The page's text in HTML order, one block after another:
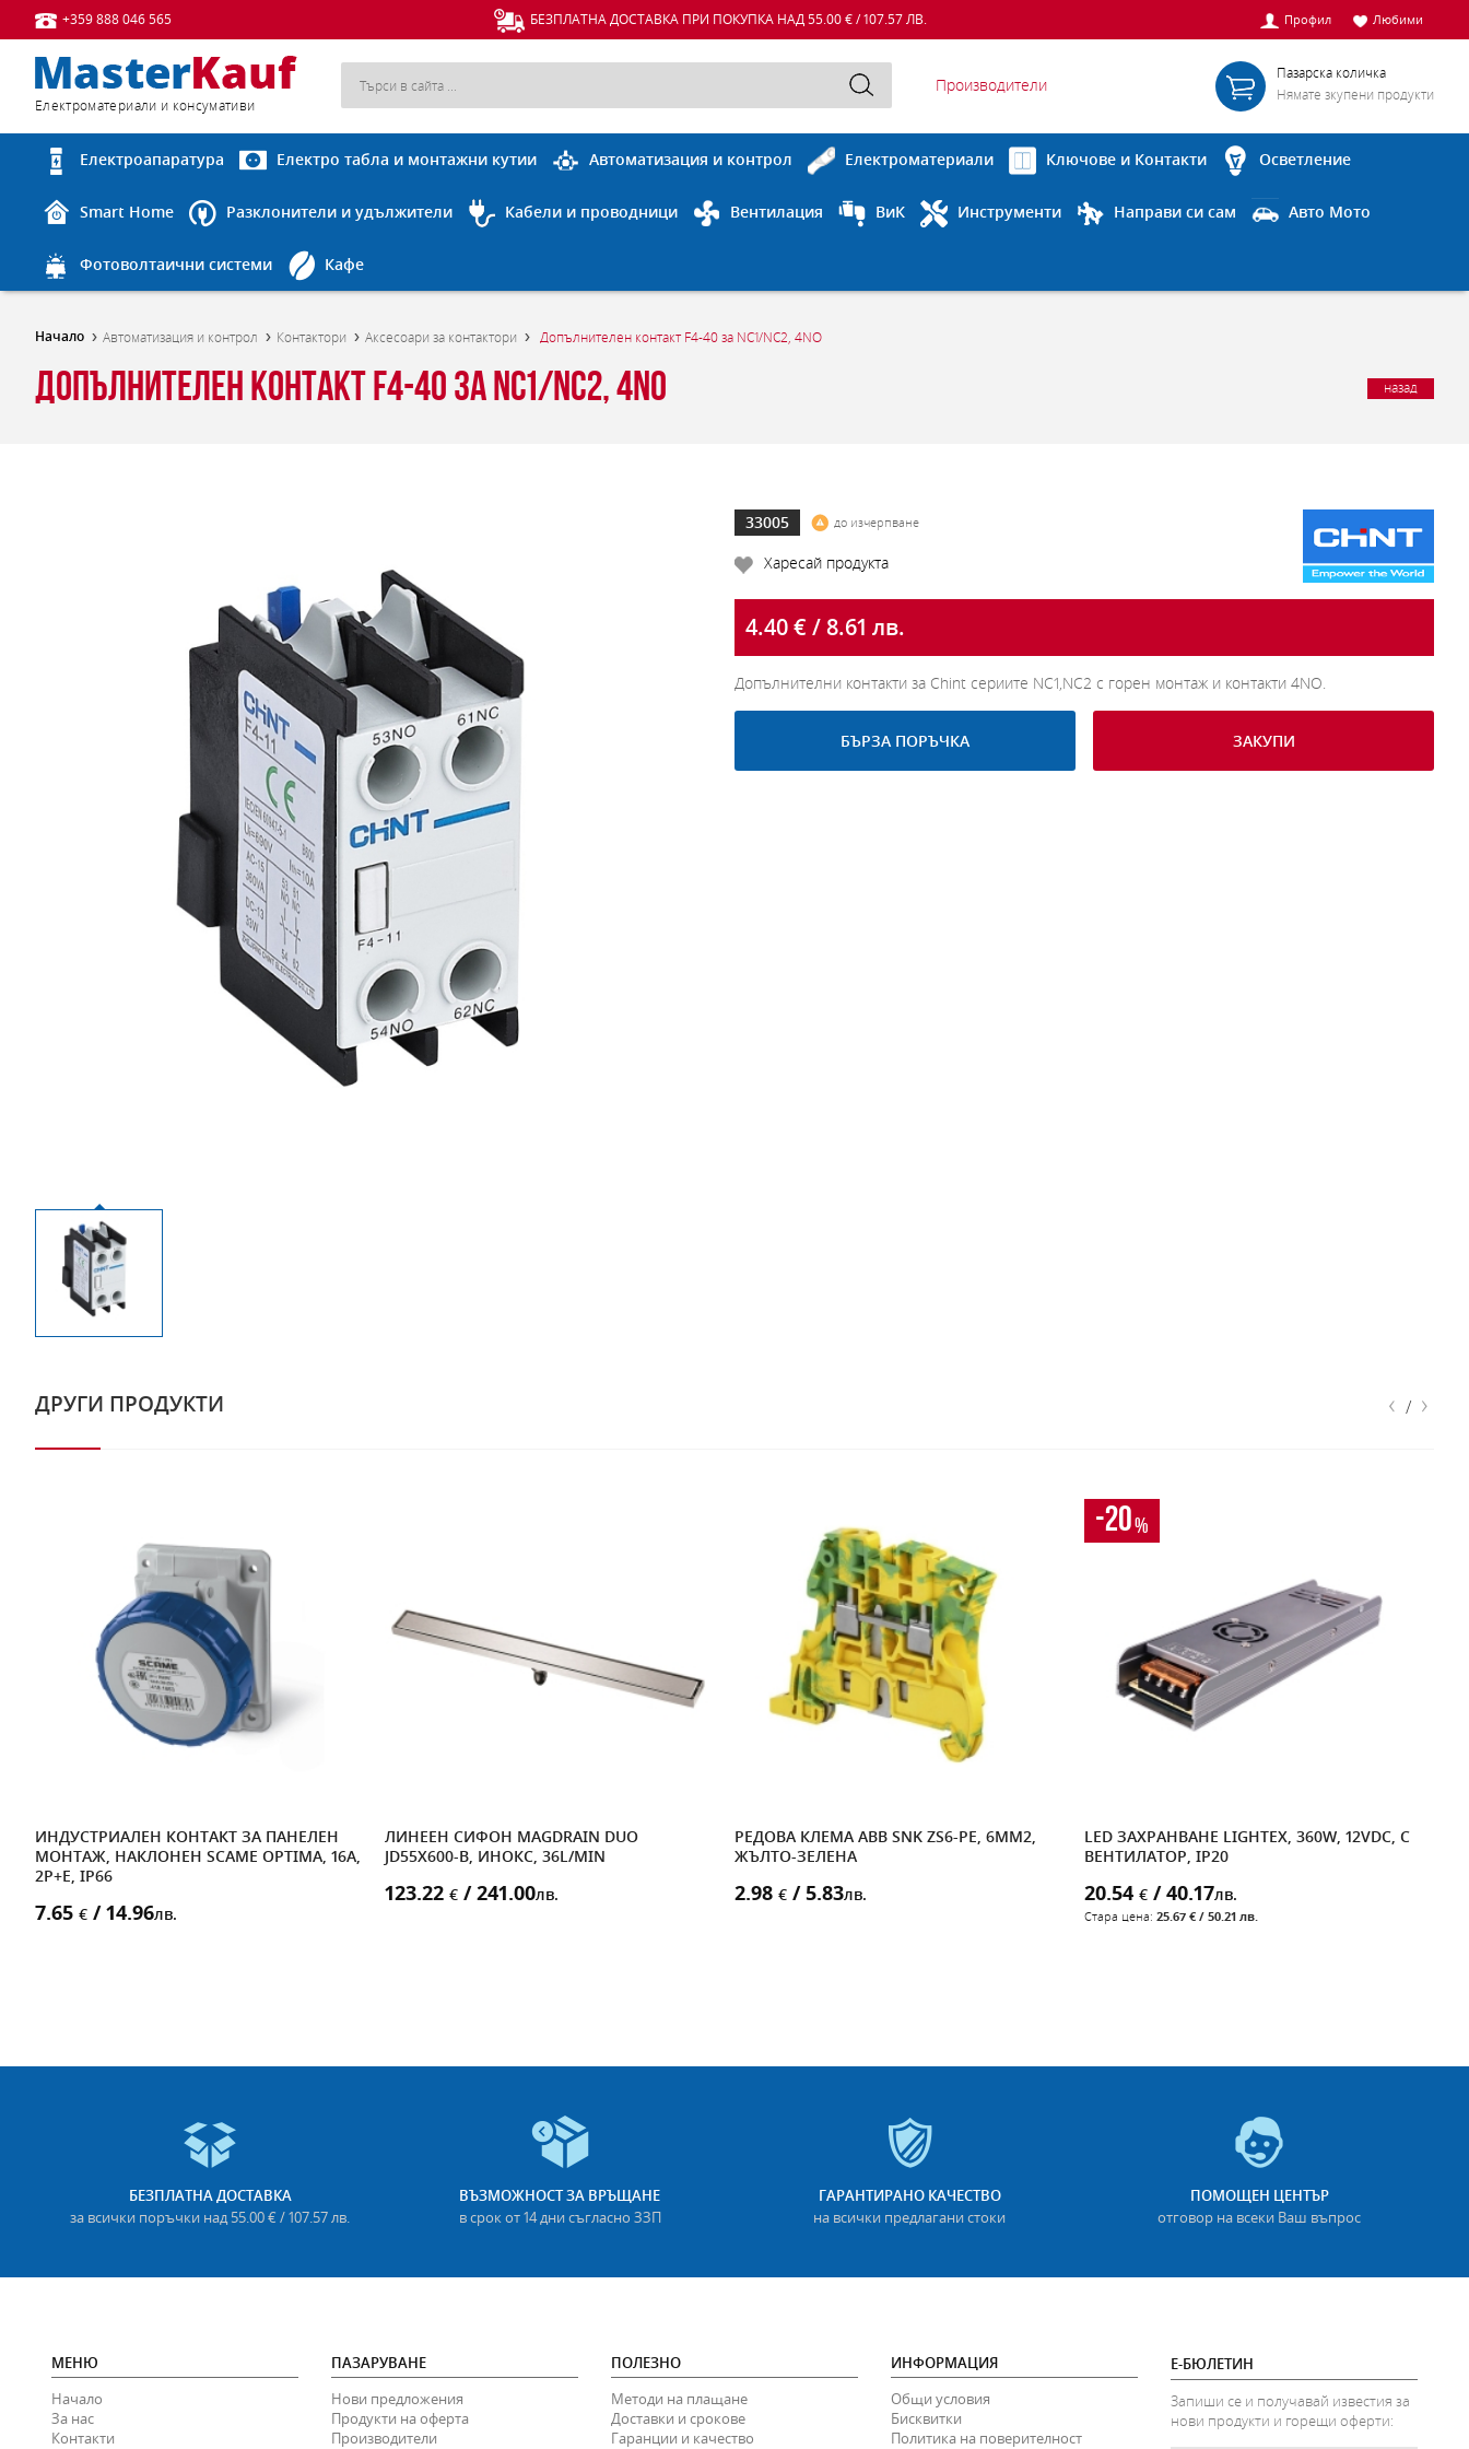
+359 888 046 565 Профил Любими
БЕЗПЛАТНА ДОСТАВКА ПРИ ПОКУПКА НАД 55.00 € / 107.57 ЛВ.
Eлектроматериали и консумативи
Пазарска количка
Нямате зкупени продукти
Производители
Електроапаратура Електро табла и монтажни кутии Автоматизация и контрол Електроматериали Ключове и Контакти Осветление
Smart Home Разклонители и удължители Кабели и проводници Вентилация ВиК Инструменти Направи си сам Авто Мото
Фотоволтаични системи Кафе
Начало Автоматизация и контрол Контактори Аксесоари за контактори Допълнителен контакт F4-40 за NC1/NC2, 4NO
Допълнителен контакт F4-40 за NC1/NC2, 4NO назад
33005 до изчерпване
Харесай продукта
4.40 € / 8.61 лв.
Допълнителни контакти за Chint сериите NC1,NC2 с горен монтаж и контакти 4NO.
БЪРЗА ПОРЪЧКА ЗАКУПИ
ДРУГИ ПРОДУКТИ ‹ / ›
ИНДУСТРИАЛЕН КОНТАКТ ЗА ПАНЕЛЕН
МОНТАЖ, НАКЛОНЕН SCAME OPTIMA, 16A,
2P+E, IP66
7.65 € / 14.96лв.
ЛИНЕЕН СИФОН MAGDRAIN DUO
JD55X600-B, ИНОКС, 36L/MIN
123.22 € / 241.00лв.
РЕДОВА КЛЕМА ABB SNK ZS6-PE, 6MM2,
ЖЪЛТО-ЗЕЛЕНА
2.98 € / 5.83лв.
-20%
LED ЗАХРАНВАНЕ LIGHTEX, 360W, 12VDC, С
ВЕНТИЛАТОР, IP20
20.54 € / 40.17лв.
Стара цена: 25.67 € / 50.21 лв.
БЕЗПЛАТНА ДОСТАВКА
за всички поръчки над 55.00 € / 107.57 лв.
ВЪЗМОЖНОСТ ЗА ВРЪЩАНЕ
в срок от 14 дни съгласно ЗЗП
ГАРАНТИРАНО КАЧЕСТВО
на всички предлагани стоки
ПОМОЩЕН ЦЕНТЪР
отговор на всеки Ваш въпрос
МЕНЮ
Начало
За нас
Контакти
ПАЗАРУВАНЕ
Нови предложения
Продукти на оферта
Производители
ПОЛЕЗНО
Методи на плащане
Доставки и срокове
Гаранции и качество
ИНФОРМАЦИЯ
Общи условия
Бисквитки
Политика на поверителност
Е-БЮЛЕТИН
Запиши се и получавай известия за
нови продукти и горещи оферти: